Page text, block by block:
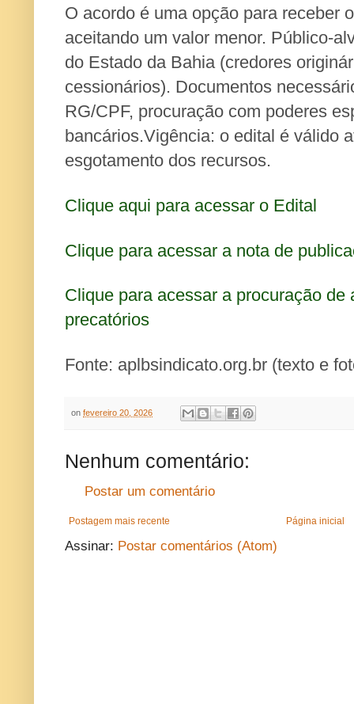
O acordo é uma opção para receber
aceitando um valor menor. Público-
do Estado da Bahia (credores
cessionários). Documentos
RG/CPF, procuração com poderes
bancários.Vigência: o edital é válido
esgotamento dos recursos.
Clique aqui para acessar o Edital
Clique para acessar a nota de
Clique para acessar a procuração de
precatórios
Fonte: aplbsindicato.org.br (texto e
onfevereiro 20, 2026
Nenhum comentário:
Postar um comentário
Postagem mais recente Página inicial
Assinar: Postar comentários (Atom)